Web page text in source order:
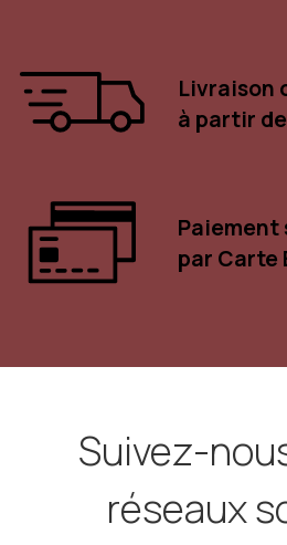
Livraison
à partir
Paiement
par Carte
Suivez-
réseaux